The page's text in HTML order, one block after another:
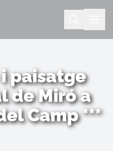
paisatge
de Miró a
Camp ***